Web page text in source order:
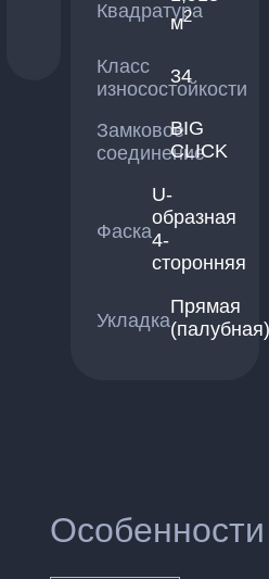
Квадратура
м2
Класс
износостойкости
34
Замковое
соединение
BIG
CLICK
Фаска
U-
образная
4-
сторонняя
Укладка
Прямая
(палубная)
Особенности